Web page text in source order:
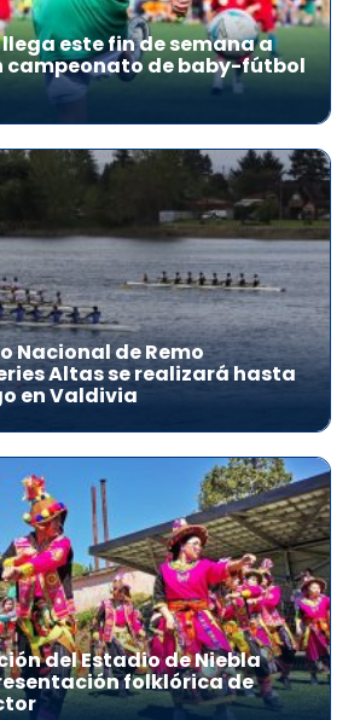
este fin de semana a
campeonato de baby-fútbol
Nacional de Remo
Altas se realizará hasta
en Valdivia
del Estadio de Niebla
folklórica de